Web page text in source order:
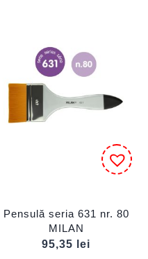
Pensulă seria 631 nr. 80
MILAN
95,35
lei